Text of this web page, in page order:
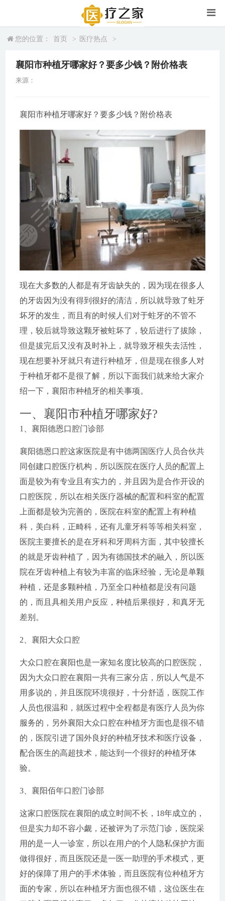
您的位置： 首页 > 医疗热点 >
襄阳市种植牙哪家好？要多少钱？附价格表
来源：
襄阳市种植牙哪家好？要多少钱？附价格表
现在大多数的人都是有牙齿缺失的，因为现在很多人
的牙齿因为没有得到很好的清洁，所以就导致了蛀牙
坏牙的发生，而且有的时候人们对于蛀牙的不管不
理，较后就导致这颗牙被蛀坏了，较后进行了拔除，
但是拔完后又没有及时补上，就导致牙根失去活性，
现在想要补牙就只有进行种植牙，但是现在很多人对
于种植牙都不是很了解，所以下面我们就来给大家介
绍一下，襄阳市种植牙的相关事项。
一、襄阳市种植牙哪家好?
1、襄阳德恩口腔门诊部
襄阳德恩口腔这家医院是有中德两国医疗人员合伙共
同创建口腔医疗机构，所以医院在医疗人员的配置上
面是较为有专业且有实力的，并且因为是合作开设的
口腔医院，所以在相关医疗器械的配置和科室的配置
上面都是较为完善的，医院在科室的配置上有种植
科，美白科，正畸科，还有儿童牙科等等相关科室，
医院主要擅长的是在牙科和牙周科方面，其中较擅长
的就是牙齿种植了，因为有德国技术的融入，所以医
院在牙齿种植上有较为丰富的临床经验，无论是单颗
种植，还是多颗种植，乃至全口种植都是没有问题
的，而且具相关用户反应，种植后果很好，和真牙无
差别。
2、襄阳大众口腔
大众口腔在襄阳也是一家知名度比较高的口腔医院，
因为大众口腔在襄阳一共有三家分店，所以人气是不
用多说的，并且医院环境很好，十分舒适，医院工作
人员也很温和，就医过程中全程都是有医疗人员为你
服务的，另外襄阳大众口腔在种植牙方面也是很不错
的，医院引进了国外良好的种植牙技术和医疗设备，
配合医生的高超技术，能达到一个很好的种植牙体
验。
3、襄阳佰年口腔门诊部
这家口腔医院在襄阳的成立时间不长，18年成立的，
但是实力却不容小觑，还被评为了示范门诊，医院采
用的是一人一诊室，所以在用户的个人隐私保护方面
做得很好，而且医院还是一医一助理的手术模式，更
好的保障了用户的手术体验，而且医院有位种植牙方
面的专家，所以在种植牙方面也很不错，这位医生在